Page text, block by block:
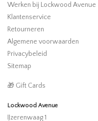
Werken bij Lockwood Avenue
Klantenservice
Retourneren
Algemene voorwaarden
Privacybeleid
Sitemap
🎁 Gift Cards
Lockwood Avenue
IJzerenwaag 1